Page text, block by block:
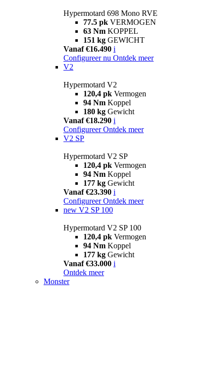
Hypermotard 698 Mono RVE
77.5 pk VERMOGEN
63 Nm KOPPEL
151 kg GEWICHT
Vanaf €16.490 i
Configureer nu Ontdek meer
V2
Hypermotard V2
120,4 pk Vermogen
94 Nm Koppel
180 kg Gewicht
Vanaf €18.290 i
Configureer Ontdek meer
V2 SP
Hypermotard V2 SP
120,4 pk Vermogen
94 Nm Koppel
177 kg Gewicht
Vanaf €23.390 i
Configureer Ontdek meer
new V2 SP 100
Hypermotard V2 SP 100
120,4 pk Vermogen
94 Nm Koppel
177 kg Gewicht
Vanaf €33.000 i
Ontdek meer
Monster